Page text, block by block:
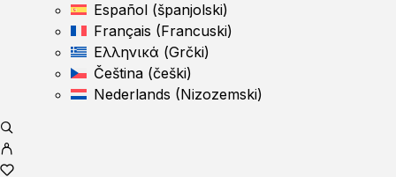
Español (španjolski)
Français (Francuski)
Ελληνικά (Grčki)
Čeština (češki)
Nederlands (Nizozemski)